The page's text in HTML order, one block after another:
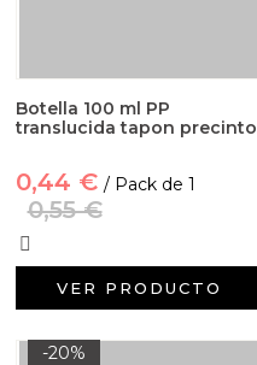
Botella 100 ml PP
translucida tapon precinto
0,44 € / Pack de 1
0,55 €
VER PRODUCTO
-20%